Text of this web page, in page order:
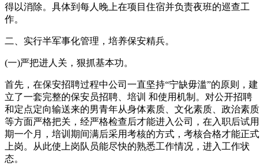
得以消除。具体到每人晚上在项目住宿并负责夜班的巡查工
作。
二、实行半军事化管理，培养保安精兵。
(一)严把进人关，狠抓基本功。
首先，在保安招聘过程中公司一直坚持“宁缺毋滥”的原则，建
立了一套完整的保安员招聘、培训 和使用机制。对公开招聘
和定点定向输送来的男青年从身体素质、文化素质、政治素质
等方面严格把关，经严格检查后才能进入公司，在入职后试用
期一个月，培训期间满后采用考核的方式，考核合格才能正式
上岗。从此使上岗队员能尽快的熟悉工作情况，进入工作状
态。